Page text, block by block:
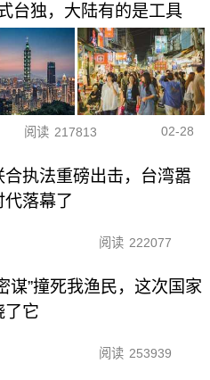
台独，大陆有的是工具
阅读 217813 02-28
合执法重磅出击，台湾嚣
代落幕了
阅读 222077
谋”撞死我渔民，这次国家
了它
阅读 253939